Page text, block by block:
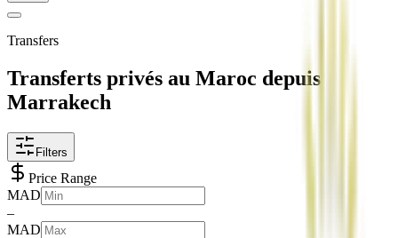
Transfers
Transferts privés au Maroc depuis
Marrakech
Filters
Price Range
MAD
–
MAD